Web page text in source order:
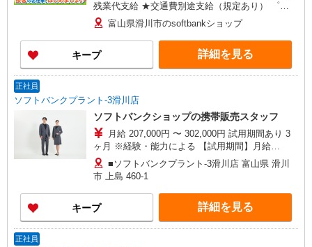
残業代支給 ★交通費別途支給（規定あり） ゜
+゜・。○。・゜+゜・。○。・゜+゜ 入社祝い金10
万円支給(規定有) お友達を紹介頂くと, インセンテ
ィブ支給(規定有) ★月2回払い・週払い可能（規程
有）★ ゜・。○。・゜+゜・。○。・゜+゜
富山県滑川市のsoftbankショップ
キープ 詳細を見る
正社員
ソフトバンクプラント‐3滑川店
ソフトバンクショップの携帯販売スタッフ
月給 207,000円 〜 302,000円 試用期間あり 3
ヶ月 ※経験・能力による 【試用期間】月給
207000 円 〜 302000 円
■ソフトバンクプラント‐3滑川店 富山県 滑川
市 上島 460‐1
キープ 詳細を見る
正社員